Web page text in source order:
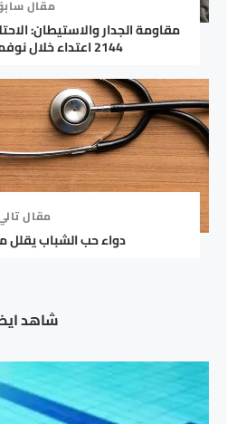
مقال
مقاومة الجدار والاستيطان:
2144 اعتداء خلال نوفمبر على الضفة
مقال
دواء حب الشباب يقلل
شاهد